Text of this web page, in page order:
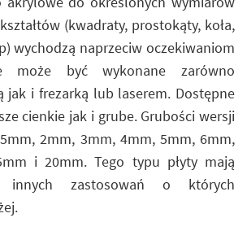
(kwadraty, prostokąty, koła,
wychodzą naprzeciw oczekiwaniom
może być wykonane zarówno
jak i frezarką lub laserem. Dostępne
cienkie jak i grube. Grubości wersji
2mm, 3mm, 4mm, 5mm, 6mm,
i 20mm. Tego typu płyty mają
innych zastosowań o których